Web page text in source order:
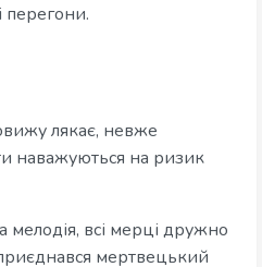
перегони.
лякає, невже
наважуються на ризик
мелодія, всі мерці дружно
мертвецький